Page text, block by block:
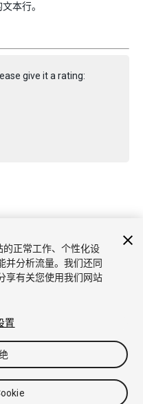
本行。
give it a rating:
Store
商标和使用条款
出售或分享我的个人信息
的正常工作、个性化设
并分析流量。我们还同
享有关您使用我们网站
置